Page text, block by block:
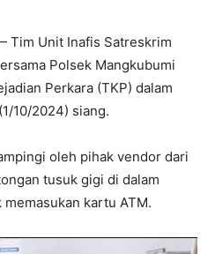
Tim Unit Inafis Satreskrim
Polsek Mangkubumi
Perkara (TKP) dalam
10/2024) siang.
oleh pihak vendor dari
tusuk gigi di dalam
kartu ATM.